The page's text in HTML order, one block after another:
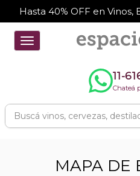
Hasta 40% OFF en
Toggle
navigation
11-
Chateá
MAPA DE